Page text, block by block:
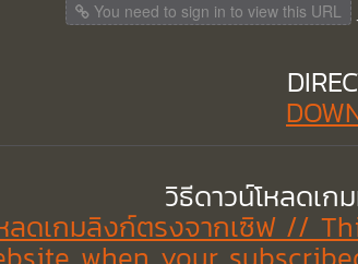
You need to sign in to view this URL
วิธีดาวน์โหลดเ
หลดเกมลิงก์ตรงจากเซิฟ //